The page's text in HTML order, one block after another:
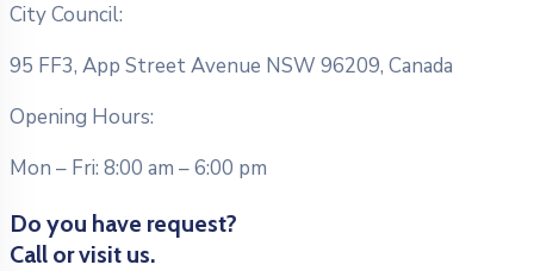
City Council:
95 FF3, App Street Avenue NSW 96209, Canada
Opening Hours:
Mon – Fri: 8:00 am – 6:00 pm
Do you have request?
Call or visit us.